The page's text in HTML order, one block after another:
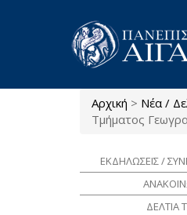
Είστε εδώ
Αρχική > Νέα /
Τμήματος
ΕΚΔΗΛΩΣΕΙΣ /
ΔΕΛΤΙΑ